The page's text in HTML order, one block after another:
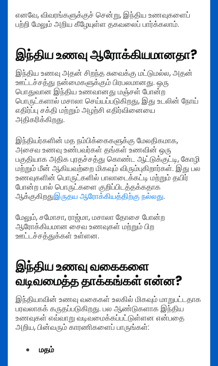
எனவே, விவரங்களுக்குச் சென்று, இந்திய உணவுகளைப்
பற்றி மேலும் அறிய கீழேயுள்ள தகவலைப் பார்க்கலாம்.
இந்திய உணவு ஆரோக்கியமானதா?
இந்திய உணவு அதன் சிறந்த சுவைக்கு மட்டுமல்ல, அதன்
ஊட்டச்சத்து நன்மைகளுக்கும் பிரபலமானது. ஒரு
பொதுவான இந்திய உணவானது மஞ்சள் போன்ற
பொருட்களால் மசாலா செய்யப்படுகிறது, இது உடலின் நோய்
எதிர்ப்பு சக்தி மற்றும் அழற்சி எதிர்வினையை
அதிகரிக்கிறது.
இந்தியர்களின் மத நம்பிக்கைகளுக்கு மேலதிகமாக,
அசைவ உணவு உண்பவர்கள் தங்கள் உணவின் ஒரு
பகுதியாக அதிக புரதச்சத்து கொண்ட ஆட்டுக்குட்டி, கோழி
மற்றும் மீன் ஆகியவற்றை மிகவும் விரும்புகிறார்கள். இது பல
உணவுகளின் பொருட்களில் பாலாடைக்கட்டி மற்றும் தயிர்
போன்ற பால் பொருட்களை குறிப்பிடத்தக்கதாக
ஆக்குகிறதுஇருதய ஆரோக்கியத்திற்கு நல்லது.
மேலும், சமோசா, ராஜ்மா, மசாலா தோசை போன்ற
ஆரோக்கியமான சைவ உணவுகள் மற்றும் பிற
ஊட்டச்சத்துக்கள் உள்ளன.
இந்திய உணவு வகைகளை
வடிவமைத்த தாக்கங்கள் என்ன?
இந்தியாவின் உணவு வகைகள் உலகில் மிகவும் மாறுபட்டதாக
பரவலாகக் கருதப்படுகிறது. பல ஆண்டுகளாக இந்திய
உணவுகள் எவ்வாறு வடிவமைக்கப்பட்டுள்ளன என்பதை
அறிய, பின்வரும் காரணிகளைப் பாருங்கள்:
மதம்